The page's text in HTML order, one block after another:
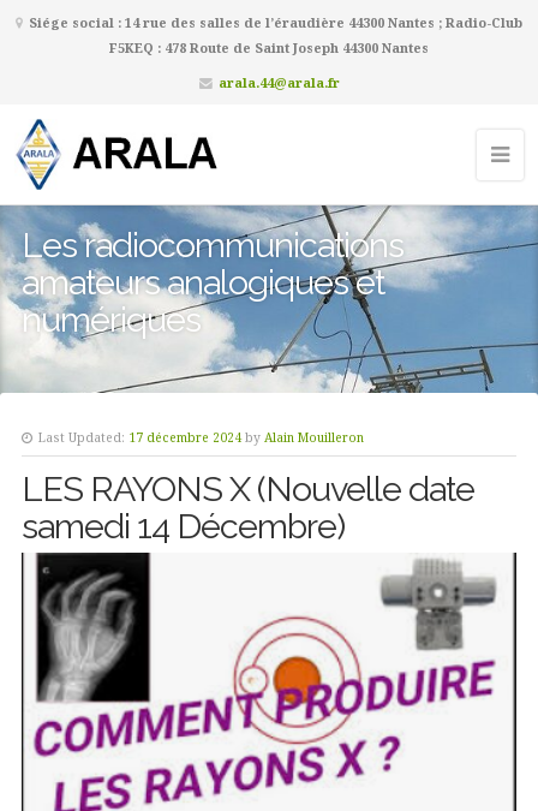
Siége social : 14 rue des salles de l’éraudière 44300 Nantes ; Radio-Club
F5KEQ : 478 Route de Saint Joseph 44300 Nantes
arala.44@arala.fr
Les radiocommunications
amateurs analogiques et
numériques
Last Updated: 17 décembre 2024 by Alain Mouilleron
LES RAYONS X (Nouvelle date
samedi 14 Décembre)